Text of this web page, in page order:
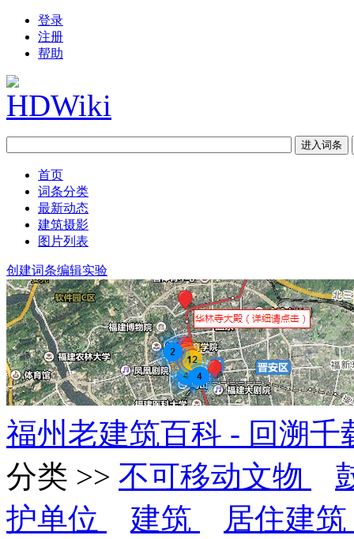
登录
注册
帮助
首页
词条分类
最新动态
建筑摄影
图片列表
创建词条编辑实验
福州老建筑百科 - 回溯
分类 >> 不可移动文物
护单位
建筑
居住建筑